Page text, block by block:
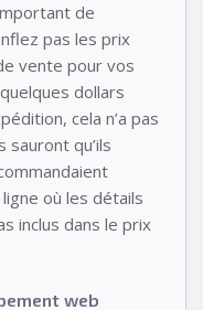
de
pas les prix
vente pour vos
dollars
cela n’a pas
sauront qu’ils
où les détails
inclus dans le prix
web